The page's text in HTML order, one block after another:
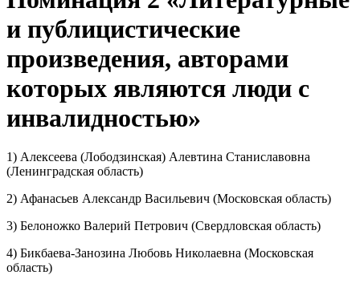
и публицистические
произведения, авторами
которых являются люди с
инвалидностью»
1) Алексеева (Лободзинская) Алевтина Станиславовна
(Ленинградская область)
2) Афанасьев Александр Васильевич (Московская область)
3) Белоножко Валерий Петрович (Свердловская область)
4) Бикбаева-Занозина Любовь Николаевна (Московская
область)